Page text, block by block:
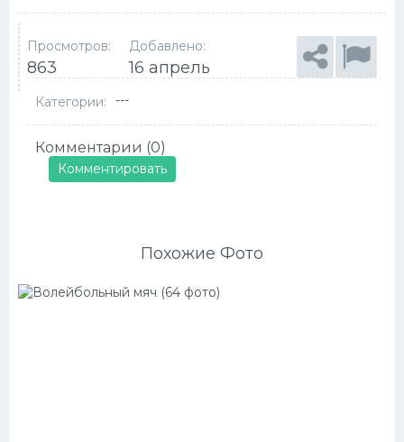
Просмотров:
863
Добавлено:
16 апрель
Категории: ---
Комментарии (0)
Комментировать
Похожие Фото